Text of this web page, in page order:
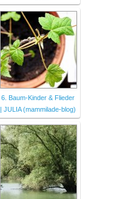
6. Baum-Kinder & Flieder
| JULIA (mammilade-blog)